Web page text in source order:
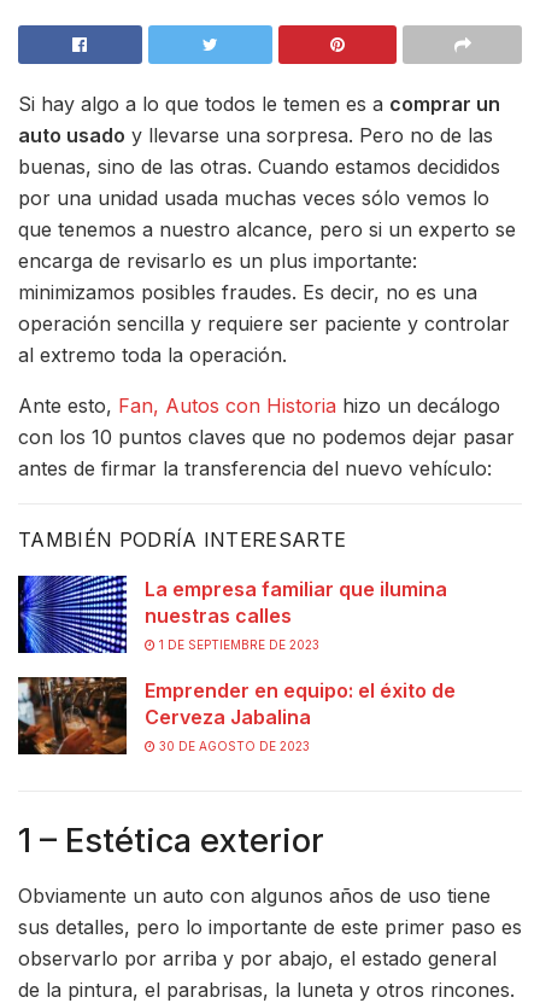
Si hay algo a lo que todos le temen es a comprar un
auto usado y llevarse una sorpresa. Pero no de las
buenas, sino de las otras. Cuando estamos decididos
por una unidad usada muchas veces sólo vemos lo
que tenemos a nuestro alcance, pero si un experto se
encarga de revisarlo es un plus importante:
minimizamos posibles fraudes. Es decir, no es una
operación sencilla y requiere ser paciente y controlar
al extremo toda la operación.
Ante esto, Fan, Autos con Historia hizo un decálogo
con los 10 puntos claves que no podemos dejar pasar
antes de firmar la transferencia del nuevo vehículo:
TAMBIÉN PODRÍA INTERESARTE
La empresa familiar que ilumina
nuestras calles
1 DE SEPTIEMBRE DE 2023
Emprender en equipo: el éxito de
Cerveza Jabalina
30 DE AGOSTO DE 2023
1 – Estética exterior
Obviamente un auto con algunos años de uso tiene
sus detalles, pero lo importante de este primer paso es
observarlo por arriba y por abajo, el estado general
de la pintura, el parabrisas, la luneta y otros rincones.